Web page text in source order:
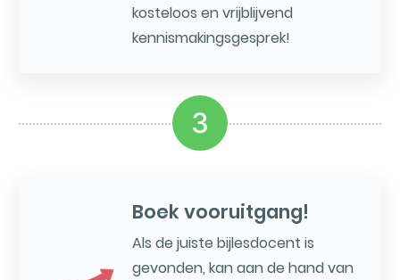
kosteloos en vrijblijvend
kennismakingsgesprek!
3
Boek vooruitgang!
Als de juiste bijlesdocent is
gevonden, kan aan de hand van